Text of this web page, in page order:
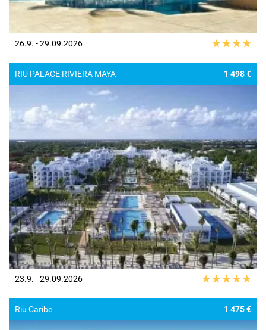
26.9. - 29.09.2026
RIU PALACE RIVIERA MAYA 1 498 €
23.9. - 29.09.2026
Riu Caribe 1 475 €